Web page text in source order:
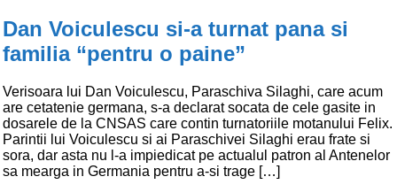
Dan Voiculescu si-a turnat pana si
familia “pentru o paine”
Verisoara lui Dan Voiculescu, Paraschiva Silaghi, care acum
are cetatenie germana, s-a declarat socata de cele gasite in
dosarele de la CNSAS care contin turnatoriile motanului Felix.
Parintii lui Voiculescu si ai Paraschivei Silaghi erau frate si
sora, dar asta nu l-a impiedicat pe actualul patron al Antenelor
sa mearga in Germania pentru a-si trage […]